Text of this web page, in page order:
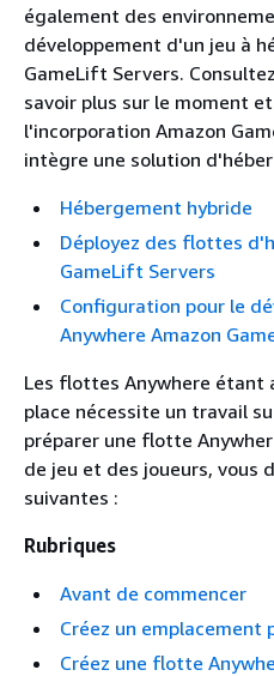
également des
développement d'un jeu à
GameLift Servers.
savoir plus sur le moment
l'incorporation Amazon
intègre une solution
Hébergement hybride
Déployez des flottes
GameLift Servers
Configuration pour le
Anywhere Amazon
Les flottes Anywhere étant
place nécessite un travail
préparer une flotte
de jeu et des joueurs, vous
suivantes :
Rubriques
Avant de commencer
Créez un emplacement
Créez une flotte